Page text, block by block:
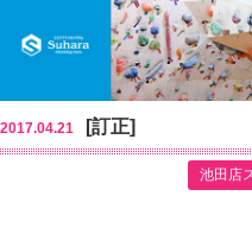
2017.04.21 [訂正]
池田店